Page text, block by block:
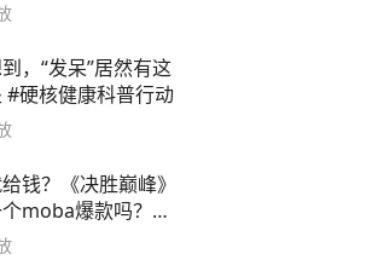
，“发呆”居然有这
#硬核健康科普行动
钱？《决胜巅峰》
moba爆款吗？#